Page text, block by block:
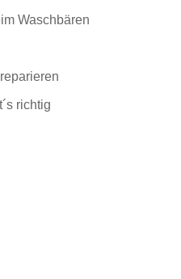
Waschbären
richtig